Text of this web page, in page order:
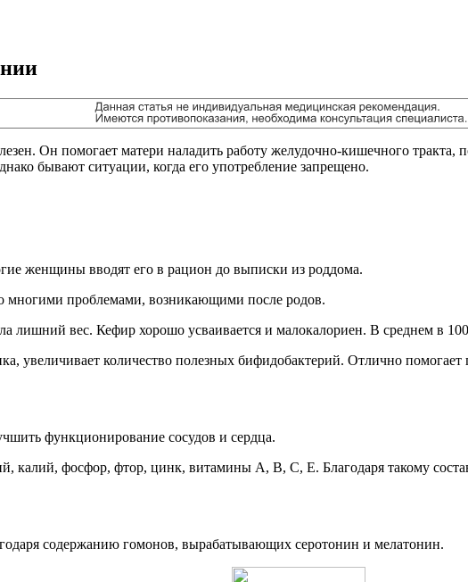
Он помогает матери наладить работу желудочно-кишечного тракта,
бывают ситуации, когда его употребление запрещено.
женщины вводят его в рацион до выписки из роддома.
многими проблемами, возникающими после родов.
лишний вес. Кефир хорошо усваивается и малокалориен. В среднем в
увеличивает количество полезных бифидобактерий. Отлично
функционирование сосудов и сердца.
калий, фосфор, фтор, цинк, витамины А, В, С, Е. Благодаря такому
содержанию гомонов, вырабатывающих серотонин и мелатонин.